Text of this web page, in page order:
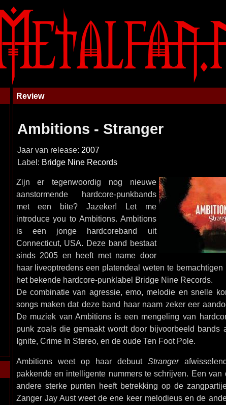
Review
Ambitions - Stranger
Jaar van release: 2007
Label: Bridge Nine Records
Zijn er tegenwoordig nog nieuwe
aanstormende hardcore-punkbands
met een bite? Jazeker! Let me
introduce you to Ambitions. Ambitions
is een jonge hardcoreband uit
Connecticut, USA. Deze band bestaat
sinds 2005 en heeft met name door
haar liveoptredens een platendeal weten te bemachtigen
het bekende hardcore-punklabel Bridge Nine Records.
De combinatie van agressie, emo, melodie en snelle
songs maken dat deze band haar naam zeker eer
De muziek van Ambitions is een mengeling van
punk zoals die gemaakt wordt door bijvoorbeeld bands
Ignite, Crime In Stereo, en de oude Ten Foot Pole.
Ambitions weet op haar debuut Stranger
pakkende en intelligente nummers te schrijven. Een van
andere sterke punten heeft betrekking op de
Zanger Jay Aust weet de ene keer melodieus en de